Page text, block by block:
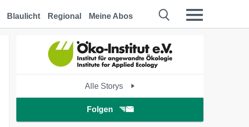
Blaulicht Regional Meine Abos
Alle Storys
Folgen